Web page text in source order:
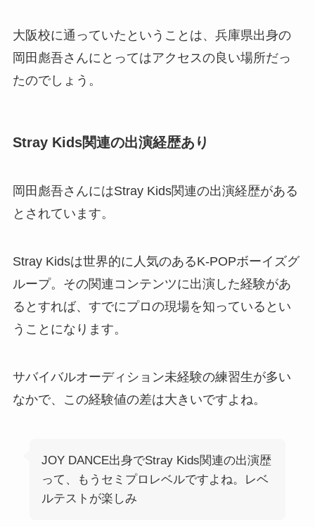
大阪校に通っていたということは、兵庫県出身の
岡田彪吾さんにとってはアクセスの良い場所だっ
たのでしょう。
Stray Kids関連の出演経歴あり
岡田彪吾さんにはStray Kids関連の出演経歴がある
とされています。
Stray Kidsは世界的に人気のあるK-POPボーイズグ
ループ。その関連コンテンツに出演した経験があ
るとすれば、すでにプロの現場を知っているとい
うことになります。
サバイバルオーディション未経験の練習生が多い
なかで、この経験値の差は大きいですよね。
JOY DANCE出身でStray Kids関連の出演歴
って、もうセミプロレベルですよね。レベ
ルテストが楽しみ